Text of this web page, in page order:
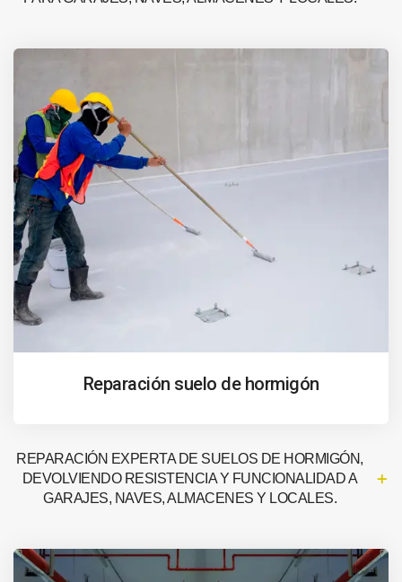
Reparación suelo de hormigón
REPARACIÓN EXPERTA DE SUELOS DE HORMIGÓN,
DEVOLVIENDO RESISTENCIA Y FUNCIONALIDAD A
GARAJES, NAVES, ALMACENES Y LOCALES.